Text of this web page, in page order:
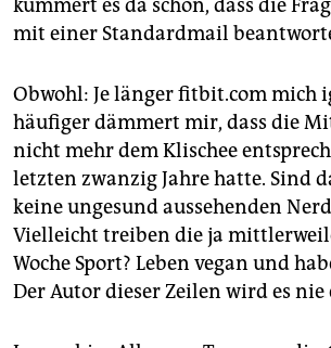
kümmert es da schon, dass die
mit einer Standardmail
Obwohl: Je länger fitbit.com mich
häufiger dämmert mir, dass die
nicht mehr dem Klischee
letzten zwanzig Jahre hatte. Sind
keine ungesund aussehenden
Vielleicht treiben die ja
Woche Sport? Leben vegan und
Der Autor dieser Zeilen wird es